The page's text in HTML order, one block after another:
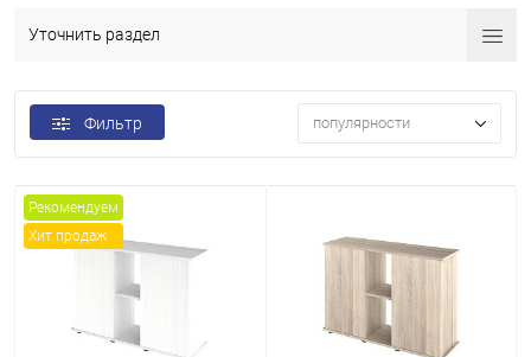
Уточнить раздел
Фильтр популярности
Рекомендуем
Хит продаж